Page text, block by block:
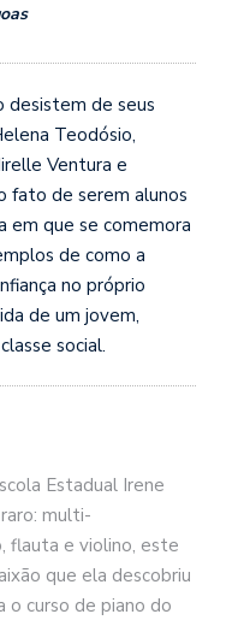
desistem de seus
Teodósio,
Ventura e
fato de serem alunos
em que se comemora
de como a
no próprio
de um jovem,
social.
Estadual Irene
multi-
flauta e violino, este
que ela descobriu
o curso de piano do